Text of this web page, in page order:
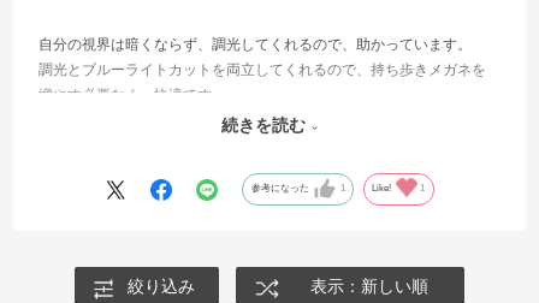
自分の視界は暗くならず、調光してくれるので、助かっています。
調光とブルーライトカットを両立してくれるので、持ち歩きメガネを
増やす必要なく、快適です。
フレームとレンズの相談にじっくり乗ってくださった店員さんにも感
続きを読む
参考になった 1 Like! 1
絞り込み 表示：新しい順